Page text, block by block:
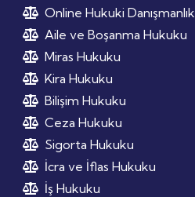
Online Hukuki Danışmanlık
Aile ve Boşanma Hukuku
Miras Hukuku
Kira Hukuku
Bilişim Hukuku
Ceza Hukuku
Sigorta Hukuku
İcra ve İflas Hukuku
İş Hukuku